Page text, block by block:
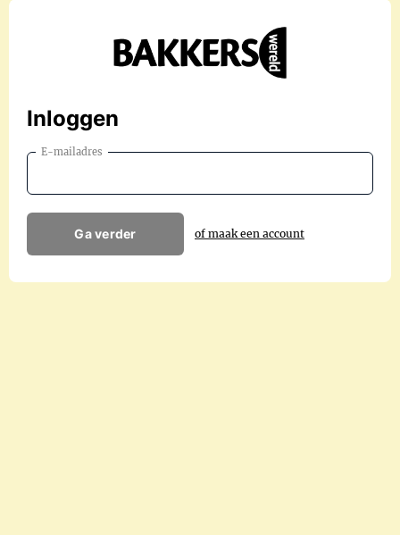
Inloggen
E-mailadres
Ga verder of maak een account